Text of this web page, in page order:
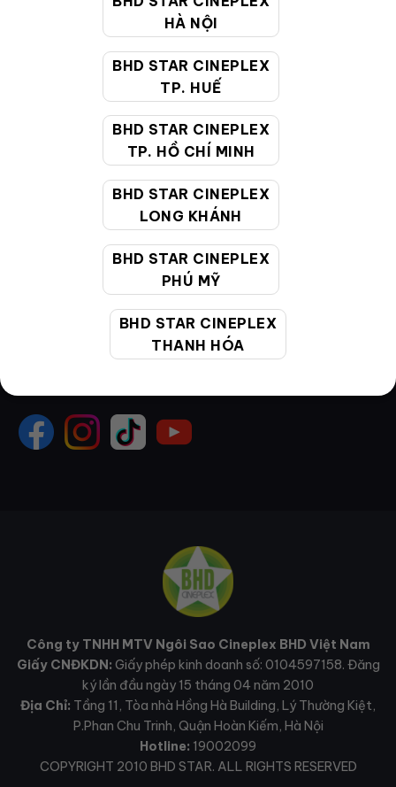
HÀ NỘI
BHD STAR CINEPLEX
TP. HUẾ
BHD STAR CINEPLEX
TP. HỒ CHÍ MINH
BHD STAR CINEPLEX
LONG KHÁNH
BHD STAR CINEPLEX
PHÚ MỸ
BHD STAR CINEPLEX
THANH HÓA
Hướng dẫn đặt vé trực tuyến
Quy định và chính sách chung
Chính sách bảo vệ thông tin cá nhân của người tiêu
CHĂM SÓC KHÁCH HÀNG
Giờ làm việc:9:00 - 22:00 (Tất cả các ngày bao
gồm cả Lễ, Tết)
cskh@bhdstar.vn
Công ty TNHH MTV Ngôi Sao Cineplex BHD Việt Nam
Giấy CNĐKDN: Giấy phép kinh doanh số: 0104597158. Đăng
ký lần đầu ngày 15 tháng 04 năm 2010
Địa Chỉ: Tầng 11, Tòa nhà Hồng Hà Building, Lý Thường Kiệt,
P.Phan Chu Trinh, Quận Hoàn Kiếm, Hà Nội
Hotline: 19002099
COPYRIGHT 2010 BHD STAR. ALL RIGHTS RESERVED